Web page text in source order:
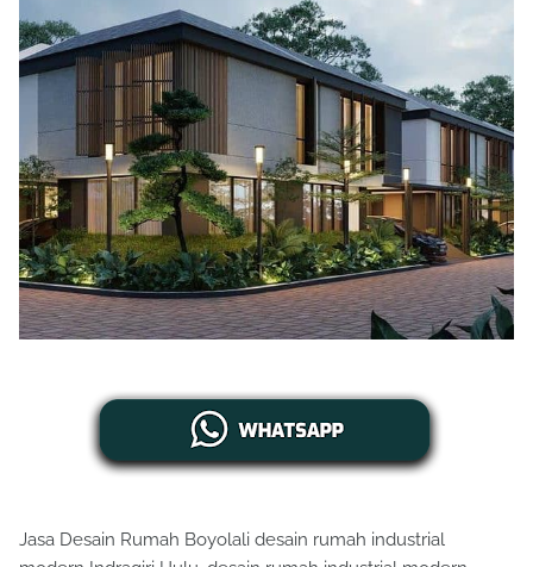
Jasa Desain Rumah Boyolali desain rumah industrial